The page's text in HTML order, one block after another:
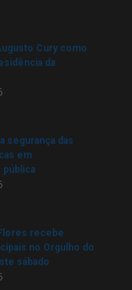
Cury como
da
segurança das
em
pública
recebe
no Orgulho do
sábado